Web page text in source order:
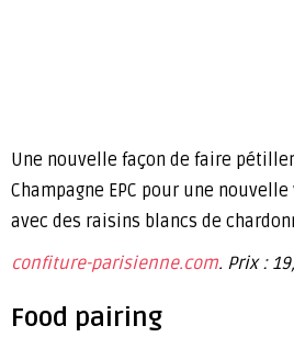
Une nouvelle façon de faire
Champagne EPC pour une
avec des raisins blancs de
confiture-parisienne.com. Prix :
Food pairing